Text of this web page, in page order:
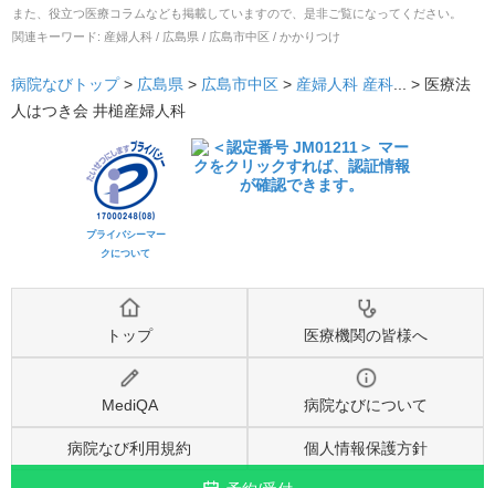
また、役立つ医療コラムなども掲載していますので、是非ご覧になってください。
関連キーワード: 産婦人科 / 広島県 / 広島市中区 / かかりつけ
病院なびトップ > 広島県 > 広島市中区 > 産婦人科 産科... > 医療法
人はつき会 井槌産婦人科
プライバシーマー
クについて
トップ 医療機関の皆様へ
MediQA 病院なびについて
病院なび利用規約 個人情報保護方針